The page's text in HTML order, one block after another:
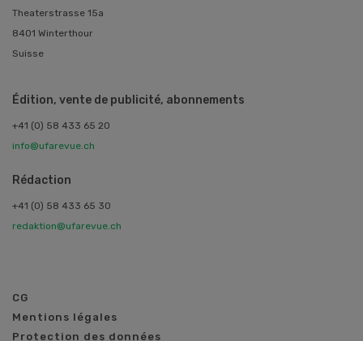
Theaterstrasse 15a
8401 Winterthour
Suisse
Édition, vente de publicité, abonnements
+41 (0) 58 433 65 20
info@ufarevue.ch
Rédaction
+41 (0) 58 433 65 30
redaktion@ufarevue.ch
CG
Mentions légales
Protection des données